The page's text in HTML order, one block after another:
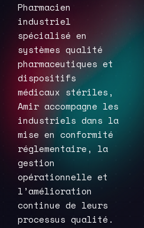
Pharmacien
industriel
spécialisé en
systèmes qualité
pharmaceutiques et
dispositifs
médicaux stériles,
Amir accompagne les
industriels dans la
mise en conformité
réglementaire, la
gestion
opérationnelle et
l’amélioration
continue de leurs
processus qualité.